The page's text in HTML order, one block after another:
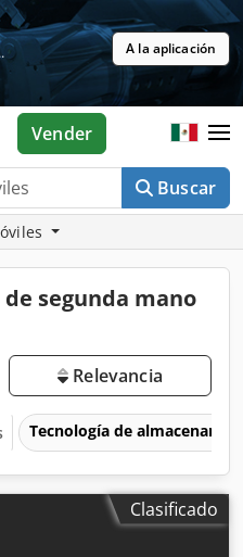
A la aplicación
Buscar
Vender
segunda mano
Relevancia
Tecnología de
Clasificado